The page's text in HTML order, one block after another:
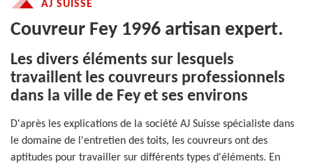
AJ SUISSE
Couvreur Fey 1996 artisan expert.
Les divers éléments sur lesquels
travaillent les couvreurs professionnels
dans la ville de Fey et ses environs
D'après les explications de la société AJ Suisse spécialiste dans
le domaine de l'entretien des toits, les couvreurs ont des
aptitudes pour travailler sur différents types d'éléments. En